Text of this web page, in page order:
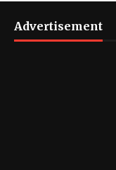
Advertisement